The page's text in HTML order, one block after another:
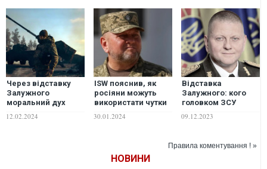
Через відставку
Залужного
моральний дух
найнижчого рівня,
12.02.2024
ISW пояснив, як
росіяни можуть
використати чутки
Залужного
30.01.2024
Відставка
Залужного: кого
головком ЗСУ
своє місце
09.12.2023
Правила коментування ! »
НОВИНИ